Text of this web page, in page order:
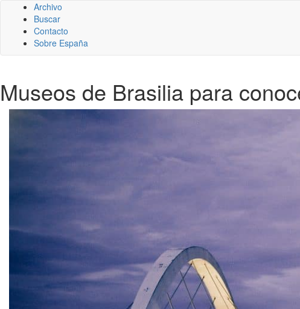
Archivo
Buscar
Contacto
Sobre España
Museos de Brasilia para